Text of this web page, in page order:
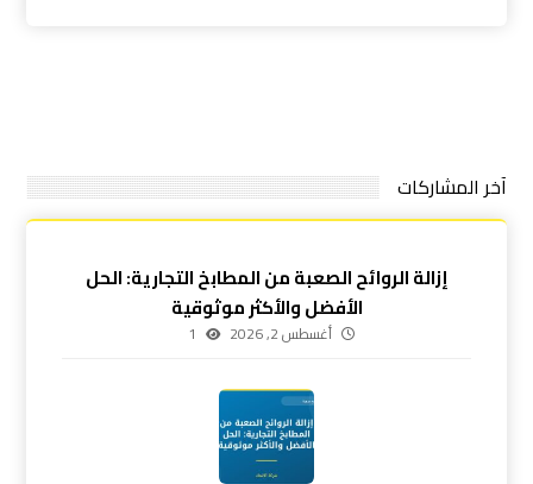
آخر المشاركات
إزالة الروائح الصعبة من المطابخ التجارية: الحل
الأفضل والأكثر موثوقية
أغسطس 2, 2026 1